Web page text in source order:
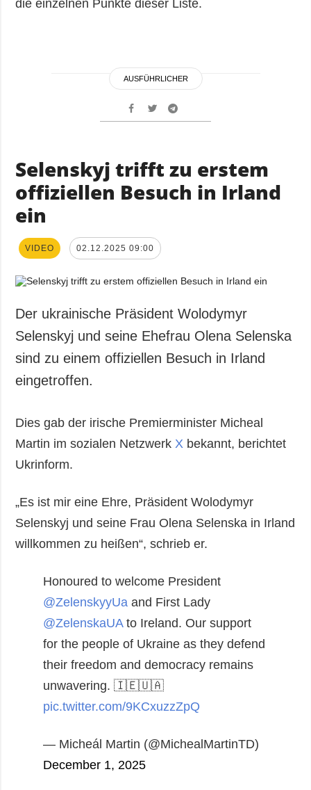
die einzelnen Punkte dieser Liste.
AUSFÜHRLICHER
Selenskyj trifft zu erstem
offiziellen Besuch in Irland
ein
VIDEO 02.12.2025 09:00
Der ukrainische Präsident Wolodymyr
Selenskyj und seine Ehefrau Olena Selenska
sind zu einem offiziellen Besuch in Irland
eingetroffen.
Dies gab der irische Premierminister Micheal
Martin im sozialen Netzwerk X bekannt, berichtet
Ukrinform.
„Es ist mir eine Ehre, Präsident Wolodymyr
Selenskyj und seine Frau Olena Selenska in Irland
willkommen zu heißen“, schrieb er.
Honoured to welcome President
@ZelenskyyUa and First Lady
@ZelenskaUAto Ireland. Our support
for the people of Ukraine as they defend
their freedom and democracy remains
unwavering. 🇮🇪🇺🇦
pic.twitter.com/9KCxuzzZpQ
— Micheál Martin (@MichealMartinTD)
December 1, 2025